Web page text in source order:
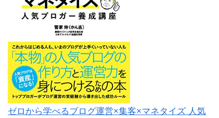
ゼロから学べるブログ運営×集客×マネタイズ 人気